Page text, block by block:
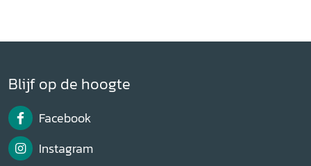
Blijf op de hoogte
Facebook
Instagram